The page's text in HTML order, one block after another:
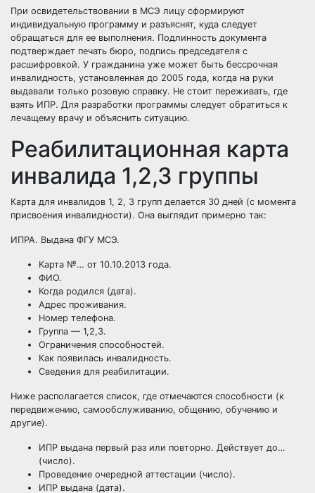
При освидетельствовании в МСЭ лицу сформируют
индивидуальную программу и разъяснят, куда следует
обращаться для ее выполнения. Подлинность документа
подтверждает печать бюро, подпись председателя с
расшифровкой. У гражданина уже может быть бессрочная
инвалидность, установленная до 2005 года, когда на руки
выдавали только розовую справку. Не стоит переживать, где
взять ИПР. Для разработки программы следует обратиться к
лечащему врачу и объяснить ситуацию.
Реабилитационная карта
инвалида 1,2,3 группы
Карта для инвалидов 1, 2, 3 групп делается 30 дней (с момента
присвоения инвалидности). Она выглядит примерно так:
ИПРА. Выдана ФГУ МСЭ.
Карта №… от 10.10.2013 года.
ФИО.
Когда родился (дата).
Адрес проживания.
Номер телефона.
Группа — 1,2,3.
Ограничения способностей.
Как появилась инвалидность.
Сведения для реабилитации.
Ниже располагается список, где отмечаются способности (к
передвижению, самообслуживанию, общению, обучению и
другие).
ИПР выдана первый раз или повторно. Действует до…
(число).
Проведение очередной аттестации (число).
ИПР выдана (дата).